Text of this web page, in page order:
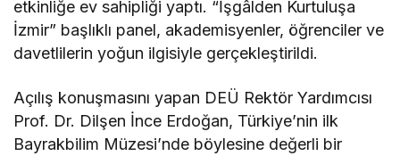
etkinliğe ev sahipliği yaptı. “İşgâlden Kurtuluşa
İzmir” başlıklı panel, akademisyenler, öğrenciler ve
davetlilerin yoğun ilgisiyle gerçekleştirildi.
Açılış konuşmasını yapan DEÜ Rektör Yardımcısı
Prof. Dr. Dilşen İnce Erdoğan, Türkiye’nin ilk
Bayrakbilim Müzesi’nde böylesine değerli bir